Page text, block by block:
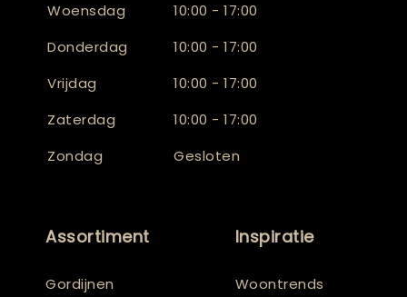
Woensdag
10:00 - 17:00
Donderdag
10:00 - 17:00
Vrijdag
10:00 - 17:00
Zaterdag
10:00 - 17:00
Zondag
Gesloten
Assortiment
Gordijnen
Inspiratie
Woontrends